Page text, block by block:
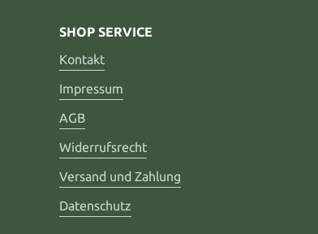
SHOP SERVICE
Kontakt
Impressum
AGB
Widerrufsrecht
Versand und Zahlung
Datenschutz